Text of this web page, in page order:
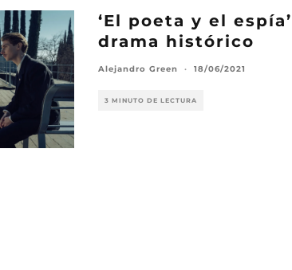
‘El poeta y el
drama histórico
Alejandro Green · 18/06/2021
3 MINUTO DE LECTURA